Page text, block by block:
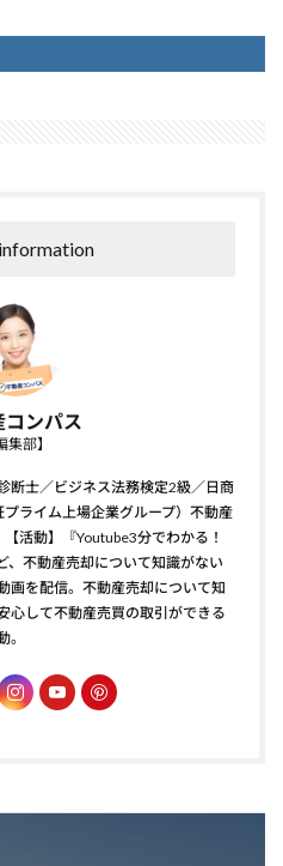
ンパス
集部】
断士／ビジネス法務検定2級／日商
ライム上場企業グループ）不動産
活動】『Youtube3分でわかる！
、不動産売却について知識がない
画を配信。不動産売却について知
心して不動産売買の取引ができる